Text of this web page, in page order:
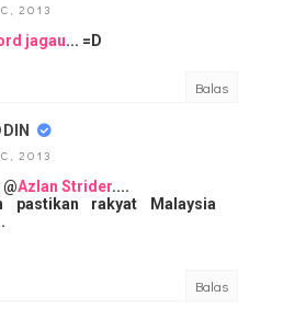
2013
jagau... =D
Balas
2013
Azlan Strider....
pastikan rakyat Malaysia
Balas